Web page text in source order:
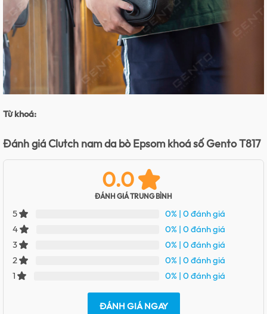
Từ khoá:
Đánh giá Clutch nam da bò Epsom khoá số Gento T817
0.0
ĐÁNH GIÁ TRUNG BÌNH
5 0% | 0 đánh giá
4
0% | 0 đánh giá
3
0% | 0 đánh giá
2
0% | 0 đánh giá
1
0% | 0 đánh giá
ĐÁNH GIÁ NGAY